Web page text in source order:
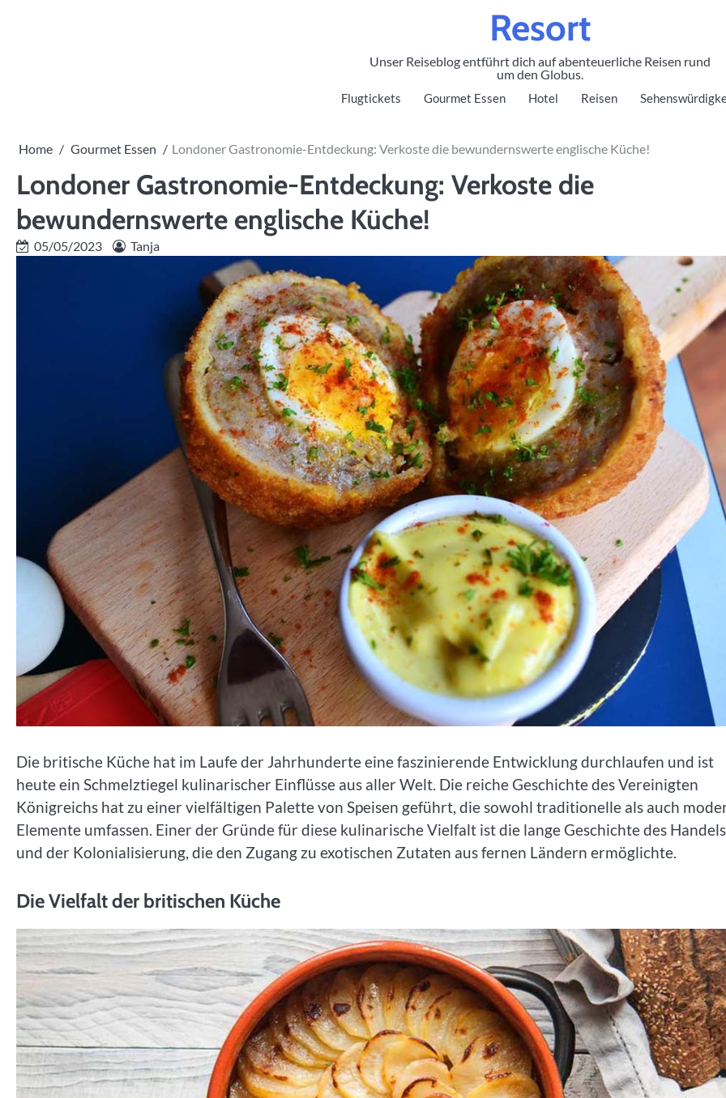
Resort
Unser Reiseblog entführt dich auf abenteuerliche Reisen rund
um den Globus.
Flugtickets Gourmet Essen Hotel Reisen
Home Gourmet Essen Londoner Gastronomie-Entdeckung: Verkoste die bewundernswerte englische Küche!
Londoner Gastronomie-Entdeckung: Verkoste die
bewundernswerte englische Küche!
05/05/2023 Tanja
Die britische Küche hat im Laufe der Jahrhunderte eine faszinierende Entwicklung durchlaufen und ist
heute ein Schmelztiegel kulinarischer Einflüsse aus aller Welt. Die reiche Geschichte des Vereinigten
Königreichs hat zu einer vielfältigen Palette von Speisen geführt, die sowohl traditionelle als auch
Elemente umfassen. Einer der Gründe für diese kulinarische Vielfalt ist die lange Geschichte des Handels
und der Kolonialisierung, die den Zugang zu exotischen Zutaten aus fernen Ländern ermöglichte.
Die Vielfalt der britischen Küche